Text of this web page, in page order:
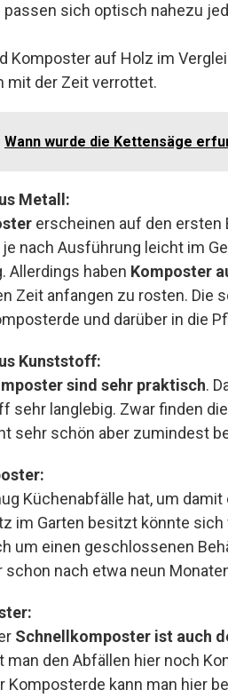
passen sich optisch nahezu
Komposter auf Holz im
mit der Zeit verrottet.
Wann wurde die Kettensäge
Metall:
erscheinen auf den
nach Ausführung leicht im
Allerdings haben Komposter
Zeit anfangen zu rosten. Die
und darüber in die
Kunststoff:
sind sehr praktisch.
sehr langlebig. Zwar finden
sehr schön aber zumindest
Küchenabfälle hat, um damit
im Garten besitzt könnte
um einen geschlossenen
schon nach etwa neun
Schnellkomposter ist auch
man den Abfällen hier noch
Komposterde kann man hier